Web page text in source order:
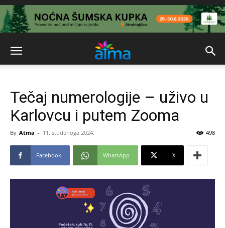
Tečaj numerologije – uživo u
Karlovcu i putem Zooma
By Atma - 11. studenoga 2024. 498
Facebook WhatsApp X